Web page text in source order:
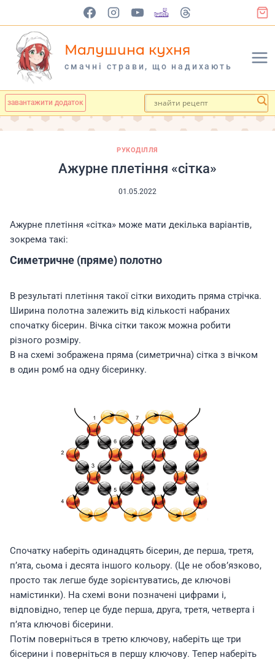
вмісту
Малушина кухня
cмачні страви, що надихають
завантажити додаток
РУКОДІЛЛЯ
Ажурне плетіння «сітка»
01.05.2022
Ажурне плетіння «сітка» може мати декілька варіантів,
зокрема такі:
Симетричне (пряме) полотно
В результаті плетіння такої сітки виходить пряма стрічка.
Ширина полотна залежить від кількості набраних
спочатку бісерин. Вічка сітки також можна робити
різного розміру.
В на схемі зображена пряма (симетрична) сітка з вічком
в один ромб на одну бісеринку.
Спочатку наберіть одинадцять бісерин, де перша, третя,
п’ята, сьома і десята іншого кольору. (Це не обов’язково,
просто так легше буде зорієнтуватись, де ключові
намістинки). На схемі вони позначені цифрами і,
відповідно, тепер це буде перша, друга, третя, четверта і
п’ята ключові бісерини.
Потім поверніться в третю ключову, наберіть ще три
бісерини і поверніться в першу ключову. Тепер наберіть